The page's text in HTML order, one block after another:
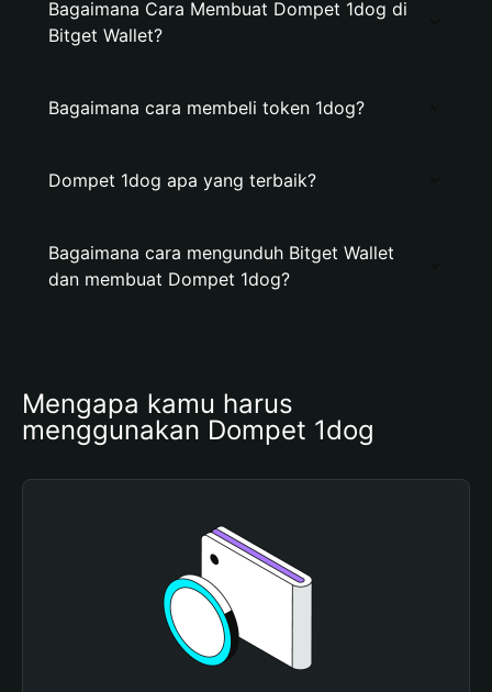
Bagaimana Cara Membuat Dompet 1dog di
Bitget Wallet?
Bagaimana cara membeli token 1dog?
Dompet 1dog apa yang terbaik?
Bagaimana cara mengunduh Bitget Wallet
dan membuat Dompet 1dog?
Mengapa kamu harus
menggunakan Dompet 1dog